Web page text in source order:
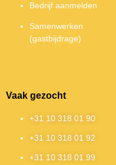
Bedrijf aanmelden
Samenwerken
(gastbijdrage)
Vaak gezocht
+31 10 318 01 90
+31 10 318 01 92
+31 10 318 01 99